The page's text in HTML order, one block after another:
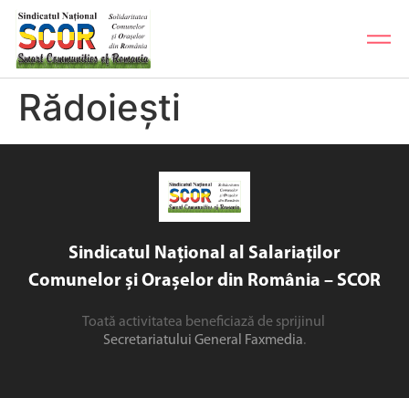
Rădoiești
Sindicatul Național al Salariaților
Comunelor și Orașelor din România – SCOR
Toată activitatea beneficiază de sprijinul
Secretariatului General Faxmedia.